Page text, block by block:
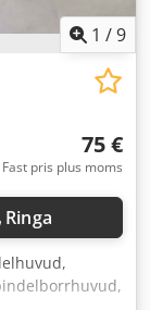
1 /9
75 €
Fast pris plus moms
Ringa